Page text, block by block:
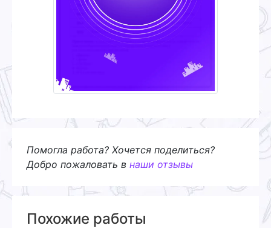
Помогла работа? Хочется поделиться?
Добро пожаловать в наши отзывы
Похожие работы